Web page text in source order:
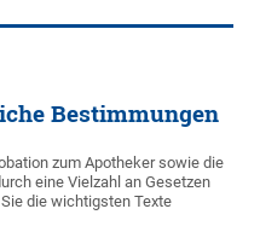
Bestimmungen
zum Apotheker sowie die
eine Vielzahl an Gesetzen
die wichtigsten Texte